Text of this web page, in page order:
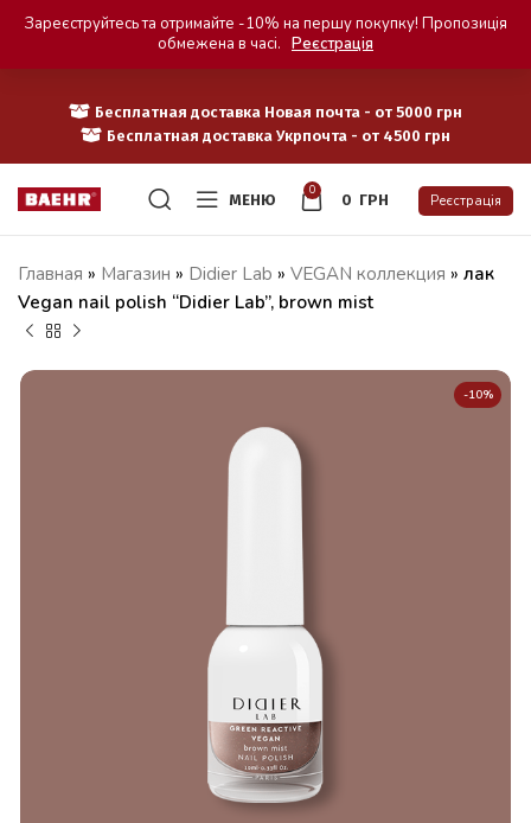
Бесплатная доставка Новая почта - от 5000 грн
Бесплатная доставка Укрпочта - от 4500 грн
МЕНЮ
0
0 ГРН Реєстрація
Главная » Магазин » Didier Lab » VEGAN коллекция » лак
Vegan nail polish “Didier Lab”, brown mist
-10%
Зареєструйтесь та отримайте -10% на першу покупку! Пропозиція
обмежена в часі. Реєстрація